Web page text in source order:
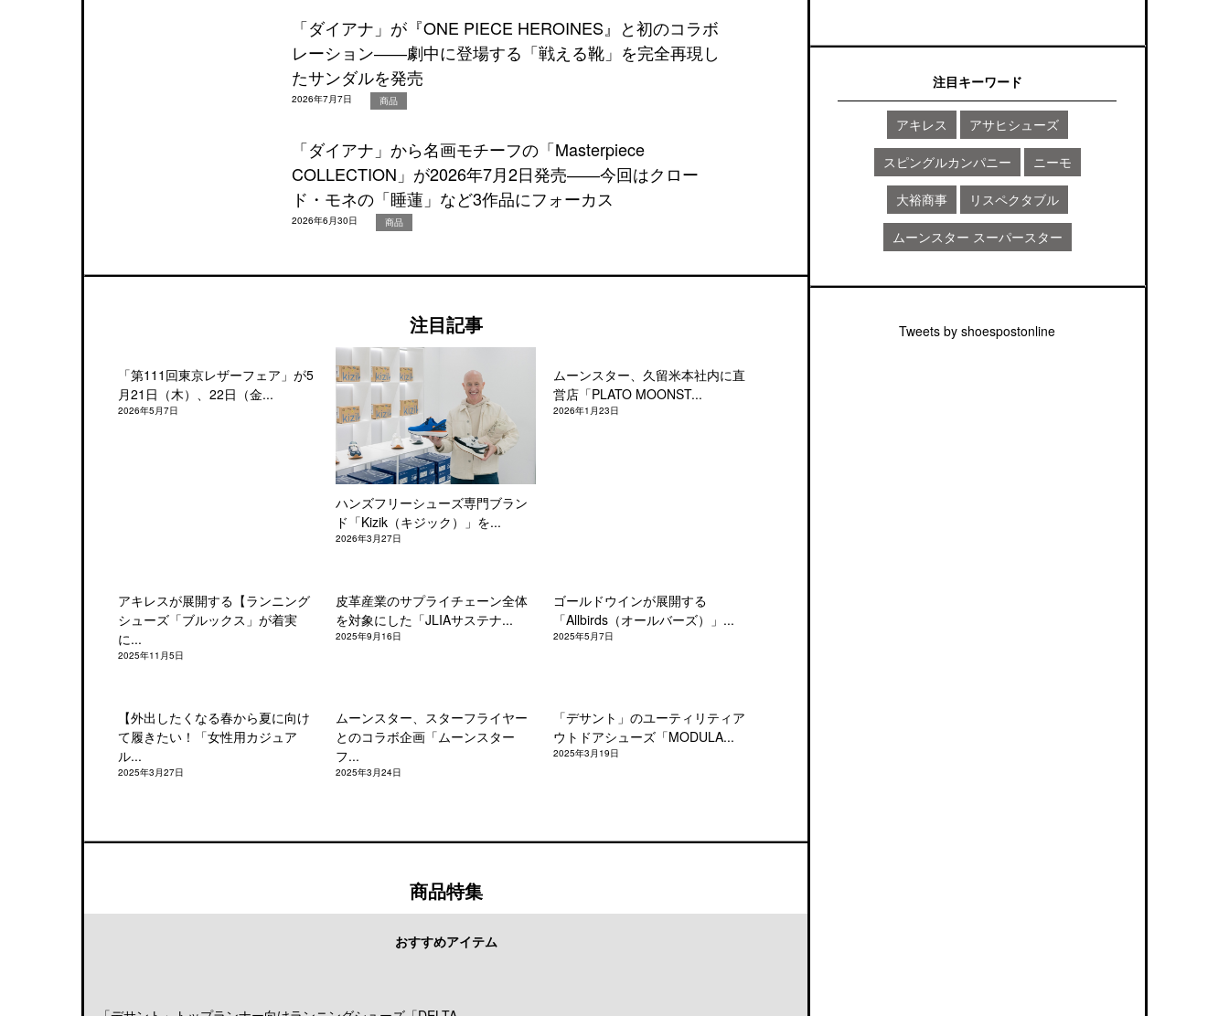
「ダイアナ」が『ONE PIECE HEROINES』と初のコラボ
レーション――劇中に登場する「戦える靴」を完全再現し
たサンダルを発売
2026年7月7日 商品
「ダイアナ」から名画モチーフの「Masterpiece
COLLECTION」が2026年7月2日発売――今回はクロー
ド・モネの「睡蓮」など3作品にフォーカス
2026年6月30日 商品
注目記事
「第111回東京レザーフェア」が5
月21日（木）、22日（金...
2026年5月7日
ハンズフリーシューズ専門ブラン
ド「Kizik（キジック）」を...
2026年3月27日
ムーンスター、久留米本社内に直
営店「PLATO MOONST...
2026年1月23日
アキレスが展開する【ランニング
シューズ「ブルックス」が着実
に...
2025年11月5日
皮革産業のサプライチェーン全体
を対象にした「JLIAサステナ...
2025年9月16日
ゴールドウインが展開する
「Allbirds（オールバーズ）」...
2025年5月7日
【外出したくなる春から夏に向け
て履きたい！「女性用カジュア
ル...
2025年3月27日
ムーンスター、スターフライヤー
とのコラボ企画「ムーンスター
フ...
2025年3月24日
「デサント」のユーティリティア
ウトドアシューズ「MODULA...
2025年3月19日
商品特集
おすすめアイテム
注目キーワード
アキレス アサヒシューズ
スピングルカンパニー ニーモ
大裕商事 リスペクタブル
ムーンスター スーパースター
Tweets by shoespostonline